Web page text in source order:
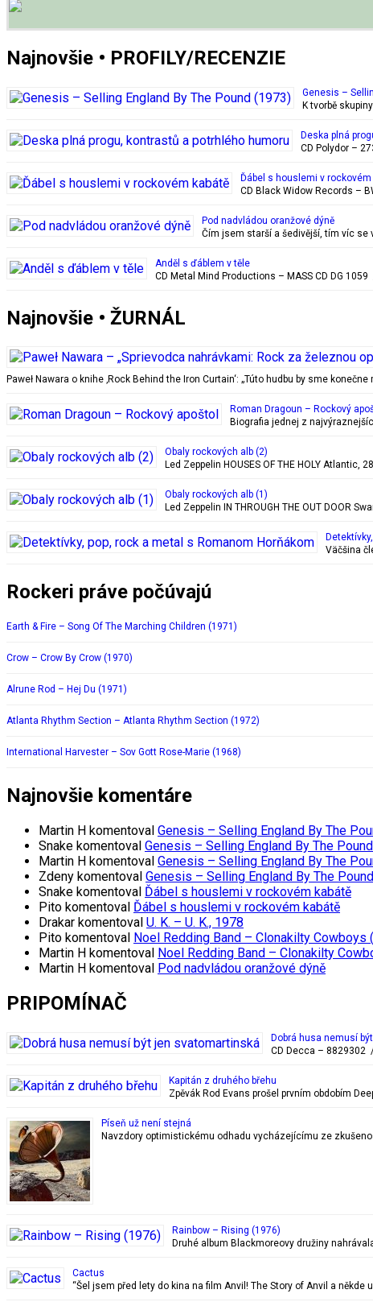
Najnovšie • PROFILY/RECENZIE
Genesis –
K tvorbě
Deska plná
CD Polydor –
Ďábel s houslemi v rockovém
CD Black Widow Records –
Pod nadvládou oranžové dýně
Čím jsem starší a šedivější, tím víc se
Anděl s ďáblem v těle
CD Metal Mind Productions – MASS CD DG
Najnovšie • ŽURNÁL
Paweł Nawara o knihe ‚Rock Behind the Iron Curtain‘: „Túto hudbu by sme
Roman Dragoun – Rockový
Biografia jednej z
Obaly rockových alb (2)
Led Zeppelin HOUSES OF THE HOLY Atlantic,
Obaly rockových alb (1)
Led Zeppelin IN THROUGH THE OUT DOOR
Väčšina
Rockeri práve počúvajú
Earth & Fire – Song Of The Marching Children (1971)
Crow – Crow By Crow (1970)
Alrune Rod – Hej Du (1971)
Atlanta Rhythm Section – Atlanta Rhythm Section (1972)
International Harvester – Sov Gott Rose-Marie (1968)
Najnovšie komentáre
Martin H komentoval Genesis – Selling England By The
Snake komentoval Genesis – Selling England By The
Martin H komentoval Genesis – Selling England By The
Zdeny komentoval Genesis – Selling England By The
Snake komentoval Ďábel s houslemi v rockovém kabátě
Pito komentoval Ďábel s houslemi v rockovém kabátě
Drakar komentoval U. K. – U. K., 1978
Pito komentoval Noel Redding Band – Clonakilty Cowboys
Martin H komentoval Noel Redding Band – Clonakilty
Martin H komentoval Pod nadvládou oranžové dýně
PRIPOMÍNAČ
Dobrá husa nemusí
CD Decca – 8829302
Kapitán z druhého břehu
Zpěvák Rod Evans prošel prvním obdobím
Píseň už není stejná
Navzdory optimistickému odhadu vycházejícímu ze
Rainbow – Rising (1976)
Druhé album Blackmoreovy družiny
Cactus
“Šel jsem před lety do kina na film Anvil! The Story of Anvil a někde